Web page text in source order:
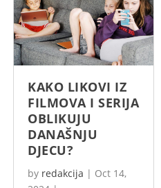
KAKO LIKOVI IZ
FILMOVA I SERIJA
OBLIKUJU
DANAŠNJU
DJECU?
by redakcija | Oct 14,